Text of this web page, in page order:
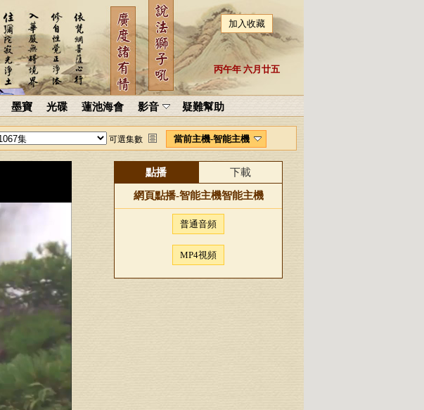
加入收藏
丙午年 六月廿五
墨寶 光碟 蓮池海會 影音 疑難幫助
可選集數 當前主機-智能主機
點播 下載
網頁點播-智能主機智能主機
普通音頻
MP4視頻